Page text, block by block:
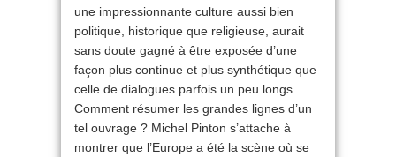
une impressionnante culture aussi bien
politique, historique que religieuse, aurait
sans doute gagné à être exposée d’une
façon plus continue et plus synthétique que
celle de dialogues parfois un peu longs.
Comment résumer les grandes lignes d’un
tel ouvrage ? Michel Pinton s’attache à
montrer que l’Europe a été la scène où se